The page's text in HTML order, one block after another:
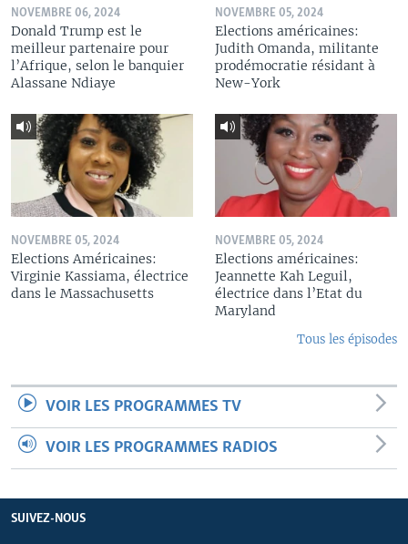
NOVEMBRE 06, 2024
Donald Trump est le
meilleur partenaire pour
l’Afrique, selon le banquier
Alassane Ndiaye
NOVEMBRE 05, 2024
Elections américaines:
Judith Omanda, militante
prodémocratie résidant à
New-York
NOVEMBRE 05, 2024
Elections Américaines:
Virginie Kassiama, électrice
dans le Massachusetts
NOVEMBRE 05, 2024
Elections américaines:
Jeannette Kah Leguil,
électrice dans l’Etat du
Maryland
Tous les épisodes
VOIR LES PROGRAMMES TV
VOIR LES PROGRAMMES RADIOS
SUIVEZ-NOUS